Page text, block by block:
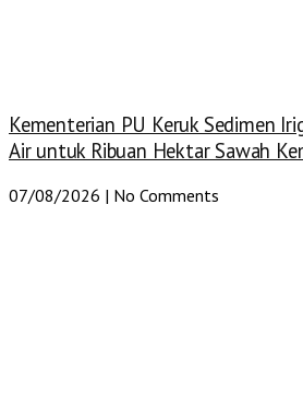
Kementerian PU Keruk Sedimen
Air untuk Ribuan Hektar Sawah
07/08/2026 No Comments